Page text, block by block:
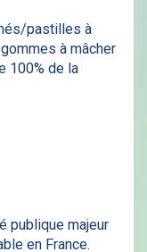
pastilles à
à mâcher
100% de la
publique majeur
en France.